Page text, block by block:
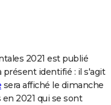
2021 est publié
présent identifié : il s'agit
sera affiché le dimanche
2021 qui se sont